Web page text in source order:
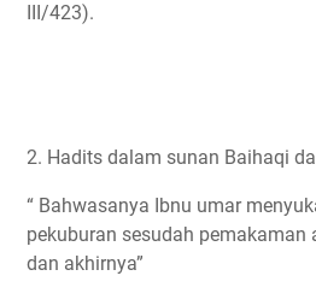
III/423).
2. Hadits dalam sunan Baihaqi
“ Bahwasanya Ibnu umar
pekuburan sesudah pemakaman
dan akhirnya”